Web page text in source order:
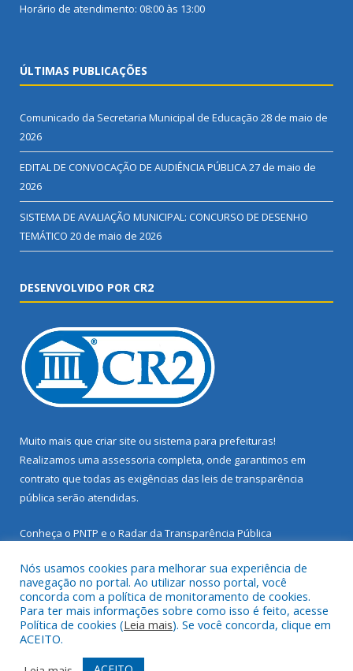
Horário de atendimento: 08:00 às 13:00
ÚLTIMAS PUBLICAÇÕES
Comunicado da Secretaria Municipal de Educação 28 de maio de
2026
EDITAL DE CONVOCAÇÃO DE AUDIÊNCIA PÚBLICA27 de maio de
2026
SISTEMA DE AVALIAÇÃO MUNICIPAL: CONCURSO DE DESENHO
TEMÁTICO 20 de maio de 2026
DESENVOLVIDO POR CR2
Muito mais que criar site ou sistema para prefeituras!
Realizamos uma assessoria completa, onde garantimos em
contrato que todas as exigências das leis de transparência
pública serão atendidas.
Conheça o PNTP e o Radar da Transparência Pública
Todos os direitos reservados a Prefeitura Municipal de Santarém
Novo.
Mapa do Site Acessar Área Administrativa
Nós usamos cookies para melhorar sua experiência de
navegação no portal. Ao utilizar nosso portal, você
concorda com a política de monitoramento de cookies.
Para ter mais informações sobre como isso é feito, acesse
Política de cookies (Leia mais). Se você concorda, clique em
ACEITO.